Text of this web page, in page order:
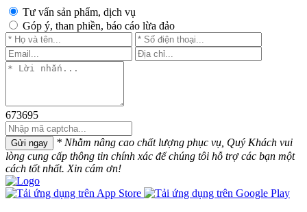
Tư vấn sản phẩm, dịch vụ
Góp ý, than phiền, báo cáo lừa đảo
673695
Gửi ngay
* Nhằm nâng cao chất lượng phục vụ, Quý Khách vui
lòng cung cấp thông tin chính xác để chúng tôi hỗ trợ các bạn một
cách tốt nhất. Xin cám ơn!